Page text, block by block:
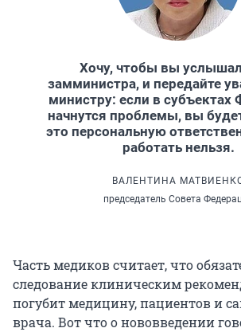
Хочу, чтобы вы
замминистра, и передайте
министру: если в субъектах
начнутся проблемы, вы
это персональную
работать нельзя.
ВАЛЕНТИНА
председатель Совета
Часть медиков считает, что
следование клиническим
погубит медицину, пациентов и
врача. Вот что о нововведении